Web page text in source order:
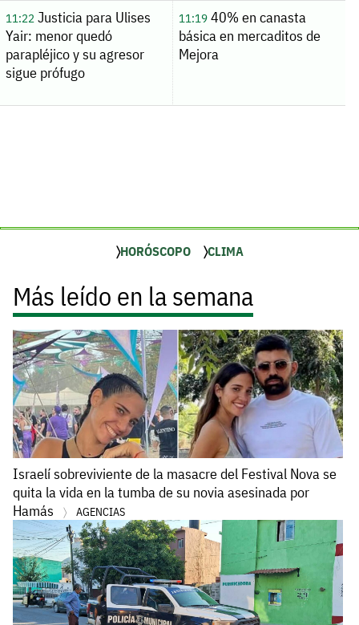
11:22Justicia para Ulises
Yair: menor quedó
parapléjico y su agresor
sigue prófugo
11:1940% en canasta
básica en mercaditos de
Mejora
HORÓSCOPO CLIMA
Más leído en la semana
Israelí sobreviviente de la masacre del Festival Nova se
quita la vida en la tumba de su novia asesinada por
Hamás
AGENCIAS